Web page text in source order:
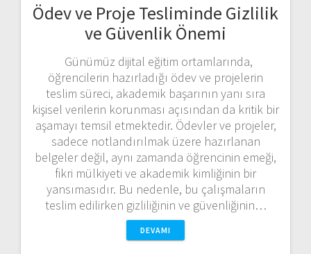
Ödev ve Proje Tesliminde Gizlilik
ve Güvenlik Önemi
Günümüz dijital eğitim ortamlarında,
öğrencilerin hazırladığı ödev ve projelerin
teslim süreci, akademik başarının yanı sıra
kişisel verilerin korunması açısından da kritik bir
aşamayı temsil etmektedir. Ödevler ve projeler,
sadece notlandırılmak üzere hazırlanan
belgeler değil, aynı zamanda öğrencinin emeği,
fikri mülkiyeti ve akademik kimliğinin bir
yansımasıdır. Bu nedenle, bu çalışmaların
teslim edilirken gizliliğinin ve güvenliğinin…
DEVAMI